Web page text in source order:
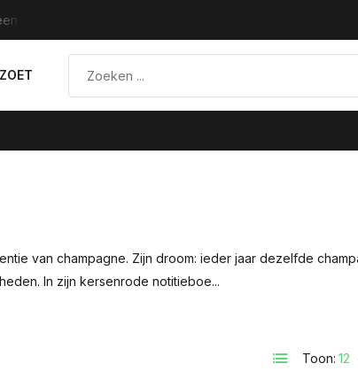
vraag? Neem contact met ons op.
van champagne. Zijn droom: ieder jaar dezelfde
In zijn kersenrode notitieboe...
Toon: